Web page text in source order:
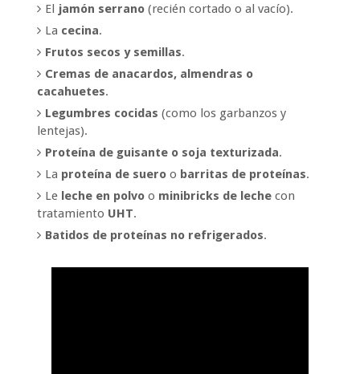
El jamón serrano (recién cortado o al vacío).
La cecina.
Frutos secos y semillas.
Cremas de anacardos, almendras o
cacahuetes.
Legumbres cocidas (como los garbanzos y
lentejas).
Proteína de guisante o soja texturizada.
La proteína de suero o barritas de proteínas.
Le leche en polvo o minibricks de leche con
tratamiento UHT.
Batidos de proteínas no refrigerados.